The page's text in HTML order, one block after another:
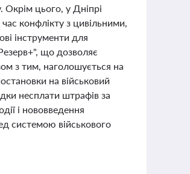
Окрім цього, у Дніпрі
конфлікту з цивільними,
інструменти для
що дозволяє
з тим, наголошується на
на військовий
несплати штрафів за
і нововведення
системою військового